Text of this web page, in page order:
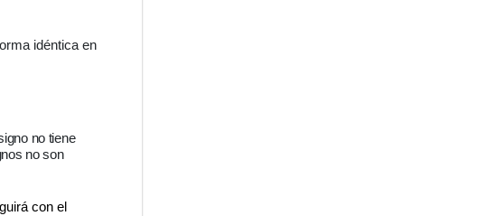
idéntica en
no tiene
no son
con el